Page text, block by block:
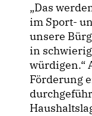
Das
im Sport-
unsere
in
würdigen.“
Förderung